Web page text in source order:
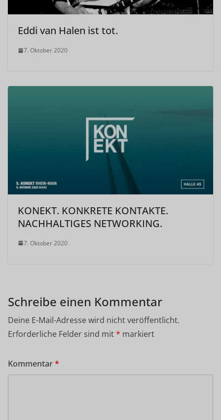
Eddi van Halen ist tot.
7. Oktober 2020
KONEKT. KONKRETE KONTAKTE.
NACHHALTIGES NETWORKING.
7. Oktober 2020
Schreibe einen Kommentar
Deine E-Mail-Adresse wird nicht veröffentlicht.
Erforderliche Felder sind mit* markiert
Kommentar*